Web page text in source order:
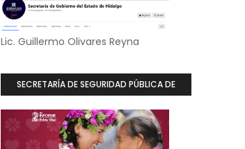
Lic. Guillermo Olivares Reyna
SECRETARÍA DE SEGURIDAD PÚBLICA DE